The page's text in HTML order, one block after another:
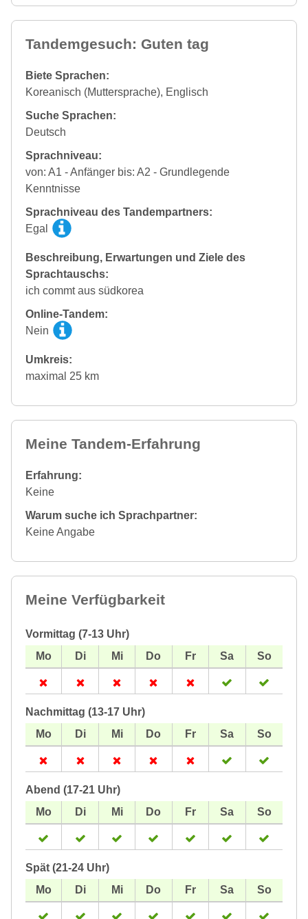
Tandemgesuch: Guten tag
Biete Sprachen:
Koreanisch (Muttersprache), Englisch
Suche Sprachen:
Deutsch
Sprachniveau:
von: A1 - Anfänger bis: A2 - Grundlegende
Kenntnisse
Sprachniveau des Tandempartners:
Egal
Beschreibung, Erwartungen und Ziele des
Sprachtauschs:
ich commt aus südkorea
Online-Tandem:
Nein
Umkreis:
maximal 25 km
Meine Tandem-Erfahrung
Erfahrung:
Keine
Warum suche ich Sprachpartner:
Keine Angabe
Meine Verfügbarkeit
Vormittag (7-13 Uhr)
Nachmittag (13-17 Uhr)
Abend (17-21 Uhr)
Spät (21-24 Uhr)